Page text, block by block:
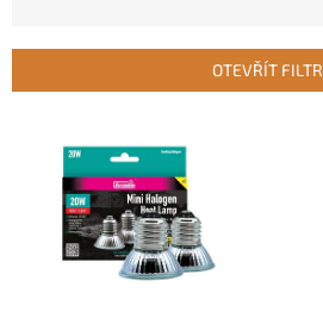
r
OTEVŘÍT FILTR